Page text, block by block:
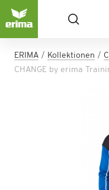
ERIMA Kollektionen
CHANGE by erima